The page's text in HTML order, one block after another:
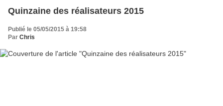
Quinzaine des réalisateurs 2015
Publié le 05/05/2015 à 19:58
Par Chris